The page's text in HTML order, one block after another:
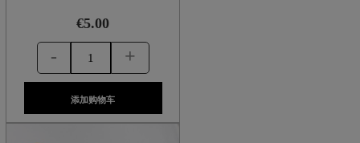
€5.00
- +
添加购物车